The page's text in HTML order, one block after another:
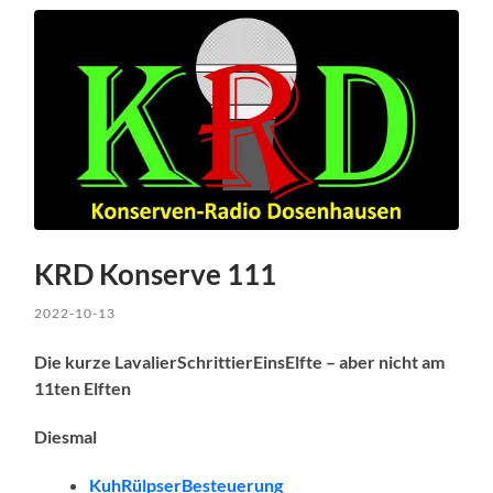
KRD Konserve 111
2022-10-13
Die kurze LavalierSchrittierEinsElfte – aber nicht am
11ten Elften
Diesmal
KuhRülpserBesteuerung